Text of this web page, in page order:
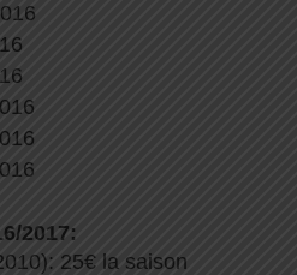
2017:
25€ la saison